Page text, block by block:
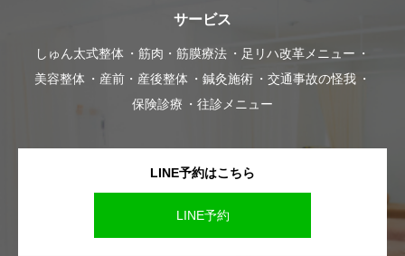
サービス
しゅん太式整体 筋肉・筋膜療法
足リハ改革メニュー
美容整体
産前・産後整体 鍼灸施術
交通事故の怪我
保険診療
往診メニュー
LINE予約はこちら
LINE予約